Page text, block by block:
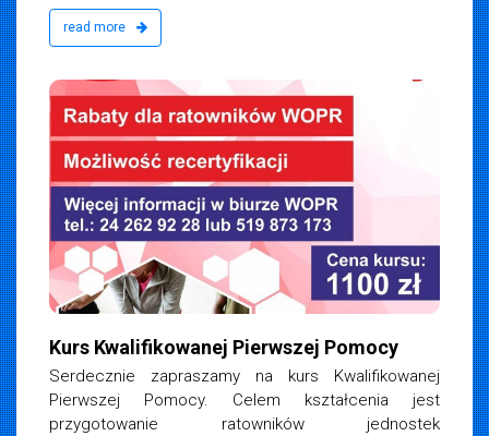
read more
Kurs Kwalifikowanej Pierwszej Pomocy
Serdecznie zapraszamy na kurs Kwalifikowanej
Pierwszej Pomocy. Celem kształcenia jest
przygotowanie ratowników jednostek